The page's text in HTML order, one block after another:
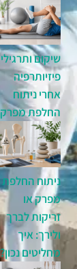
שיקום ותרגילי
פיזיותרפיה
אחרי ניתוח
החלפת מפרק
ניתוח החלפת
מפרק או
זריקות לברך
ולירך: איך
מחליטים נכון?